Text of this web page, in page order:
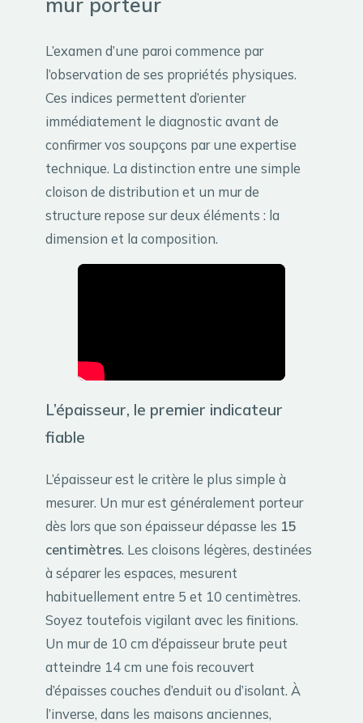
L’examen d’une paroi commence par
l’observation de ses propriétés physiques.
Ces indices permettent d’orienter
immédiatement le diagnostic avant de
confirmer vos soupçons par une expertise
technique. La distinction entre une simple
cloison de distribution et un mur de
structure repose sur deux éléments : la
dimension et la composition.
L’épaisseur, le premier indicateur
fiable
L’épaisseur est le critère le plus simple à
mesurer. Un mur est généralement porteur
dès lors que son épaisseur dépasse les 15
centimètres. Les cloisons légères, destinées
à séparer les espaces, mesurent
habituellement entre 5 et 10 centimètres.
Soyez toutefois vigilant avec les finitions.
Un mur de 10 cm d’épaisseur brute peut
atteindre 14 cm une fois recouvert
d’épaisses couches d’enduit ou d’isolant. À
l’inverse, dans les maisons anciennes,